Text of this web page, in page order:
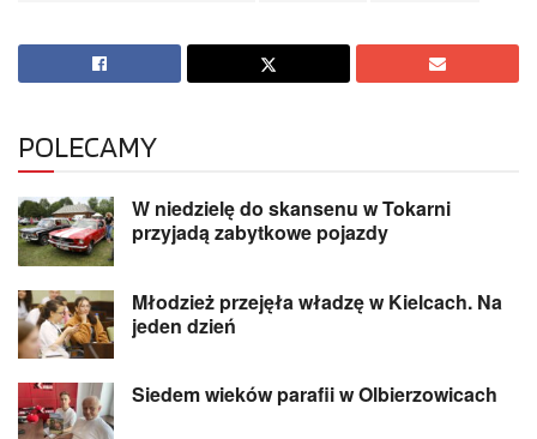
POLECAMY
W niedzielę do skansenu w Tokarni
przyjadą zabytkowe pojazdy
Młodzież przejęła władzę w Kielcach. Na
jeden dzień
Siedem wieków parafii w Olbierzowicach